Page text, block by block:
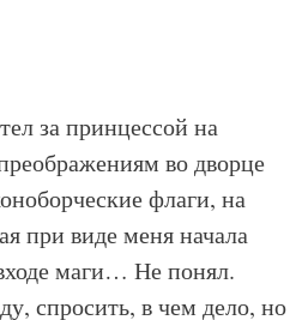
за принцессой на
во дворце
флаги, на
при виде меня начала
маги… Не понял.
спросить, в чем дело, но